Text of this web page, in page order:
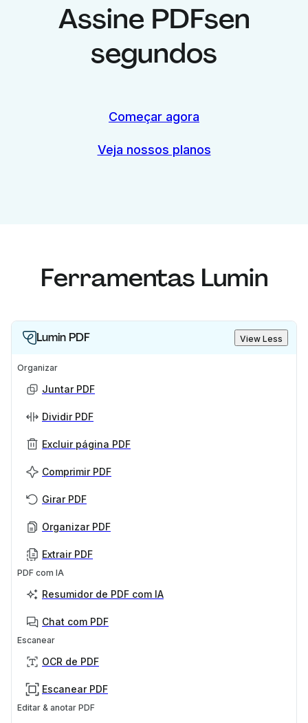
Assine PDFsen
segundos
Começar agora
Veja nossos planos
Ferramentas Lumin
Lumin PDF View Less
Organizar
Juntar PDF
Dividir PDF
Excluir página PDF
Comprimir PDF
Girar PDF
Organizar PDF
Extrair PDF
PDF com IA
Resumidor de PDF com IA
Chat com PDF
Escanear
OCR de PDF
Escanear PDF
Editar & anotar PDF